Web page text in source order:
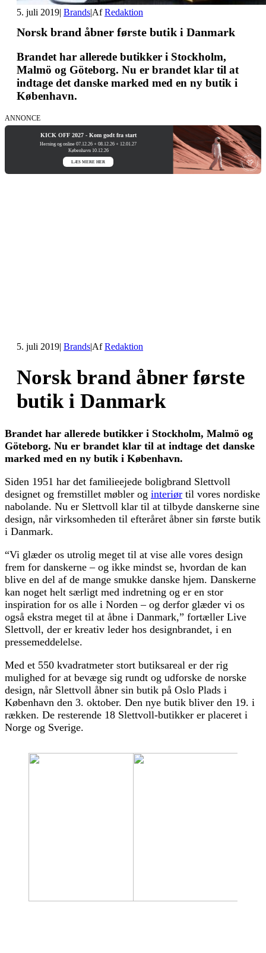
5. juli 2019| Brands|AfRedaktion
Norsk brand åbner første butik i Danmark
Brandet har allerede butikker i Stockholm,
Malmö og Göteborg. Nu er brandet klar til at
indtage det danske marked med en ny butik i
København.
ANNONCE
KICK OFF 2027 - Kom godt fra start
Herning og online 07.12.26 + 08.12.26 + 12.01.27
København 10.12.26
LÆS MERE HER
5. juli 2019| Brands|AfRedaktion
Norsk brand åbner første
butik i Danmark
Brandet har allerede butikker i Stockholm, Malmö og
Göteborg. Nu er brandet klar til at indtage det danske
marked med en ny butik i København.
Siden 1951 har det familieejede boligbrand Slettvoll
designet og fremstillet møbler og interiør til vores nordiske
nabolande. Nu er Slettvoll klar til at tilbyde danskerne sine
design, når virksomheden til efteråret åbner sin første butik
i Danmark.
“Vi glæder os utrolig meget til at vise alle vores design
frem for danskerne – og ikke mindst se, hvordan de kan
blive en del af de mange smukke danske hjem. Danskerne
kan noget helt særligt med indretning og er en stor
inspiration for os alle i Norden – og derfor glæder vi os
også ekstra meget til at åbne i Danmark,” fortæller Live
Slettvoll, der er kreativ leder hos designbrandet, i en
pressemeddelelse.
Med et 550 kvadratmeter stort butiksareal er der rig
mulighed for at bevæge sig rundt og udforske de norske
design, når Slettvoll åbner sin butik på Oslo Plads i
København den 3. oktober. Den nye butik bliver den 19. i
rækken. De resterende 18 Slettvoll-butikker er placeret i
Norge og Sverige.